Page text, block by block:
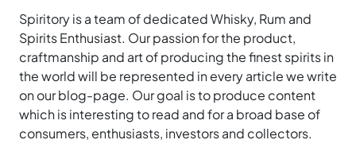
Spiritory is a team of dedicated Whisky, Rum and
Spirits Enthusiast. Our passion for the product,
craftmanship and art of producing the finest spirits in
the world will be represented in every article we write
on our blog-page. Our goal is to produce content
which is interesting to read and for a broad base of
consumers, enthusiasts, investors and collectors.